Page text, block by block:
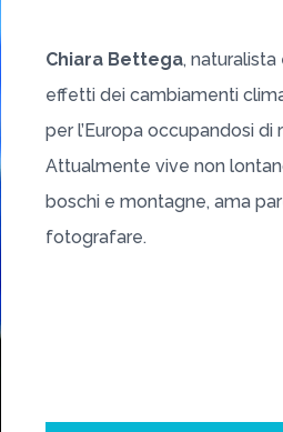
Chiara Bettega, naturalista
effetti dei cambiamenti
per l’Europa occupandosi
Attualmente vive non
boschi e montagne, ama
fotografare.